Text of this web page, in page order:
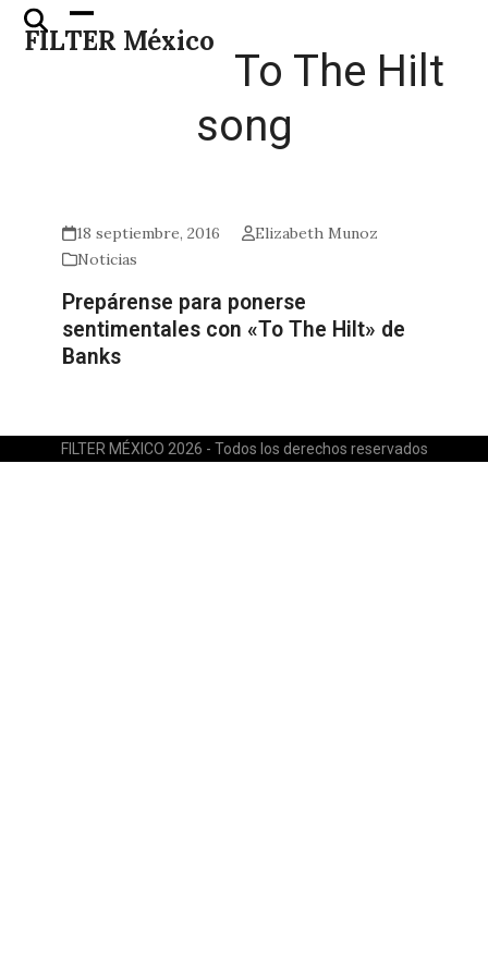
Skip
FILTER México
Open
mobile
Close
mobile
To The Hilt
song
18 septiembre, 2016
Elizabeth Munoz
Noticias
Prepárense para ponerse
sentimentales con «To The Hilt» de
Banks
FILTER MÉXICO 2026 - Todos los derechos reservados